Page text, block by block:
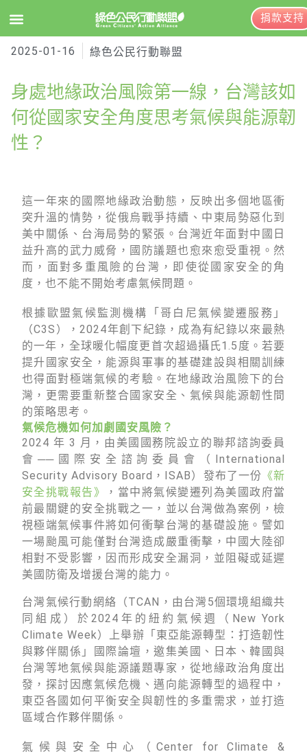
關於綠盟
綠盟簡介
綠盟團隊
聯絡資訊
捐款徵信
年度報告與財報
綠盟倡議
廢除核電
淨零轉型
透明足跡
綠盟觀點
新聞稿及聲明
投書及專欄
工作側記
出版及義賣品
參與綠盟
徵才資訊
活動行事曆
活動紀錄
教育推廣申請
EN
捐款支持
2025-01-16 綠色公民行動聯盟
身處地緣政治風險第一線，台灣該如
何從國家安全角度思考氣候與能源韌
性？
這一年來的國際地緣政治動態，反映出多個地區衝
突升溫的情勢，從俄烏戰爭持續、中東局勢惡化到
美中關係、台海局勢的緊張。台灣近年面對中國日
益升高的武力威脅，國防議題也愈來愈受重視。然
而，面對多重風險的台灣，即使從國家安全的角
度，也不能不開始考慮氣候問題。
根據歐盟氣候監測機構「哥白尼氣候變遷服務」
（C3S），2024年創下紀錄，成為有紀錄以來最熱
的一年，全球暖化幅度更首次超過攝氏1.5度。若要
提升國家安全，能源與軍事的基礎建設與相關訓練
也得面對極端氣候的考驗。在地緣政治風險下的台
灣，更需要重新整合國家安全、氣候與能源韌性間
的策略思考。
氣候危機如何加劇國安風險？
2024 年 3 月，由美國國務院設立的聯邦諮詢委員
會──國際安全諮詢委員會（International
Security Advisory Board，ISAB）發布了一份 《新
安全挑戰報告》
，當中將氣候變遷列為美國政府當
前最關鍵的安全挑戰之一，並以台灣做為案例，檢
視極端氣候事件將如何衝擊台灣的基礎設施。譬如
一場颱風可能僅對台灣造成嚴重衝擊，中國大陸卻
相對不受影響，因而形成安全漏洞，並阻礙或延遲
美國防衛及增援台灣的能力。
台灣氣候行動網絡（TCAN，由台灣5個環境組織共
同組成）於2024年的紐約氣候週（New York
Climate Week）上舉辦「東亞能源轉型：打造韌性
與夥伴關係」國際論壇，邀集美國、日本、韓國與
台灣等地氣候與能源議題專家，從地緣政治角度出
發，探討因應氣候危機、邁向能源轉型的過程中，
東亞各國如何平衡安全與韌性的多重需求，並打造
區域合作夥伴關係。
氣候與安全中心（Center for Climate &